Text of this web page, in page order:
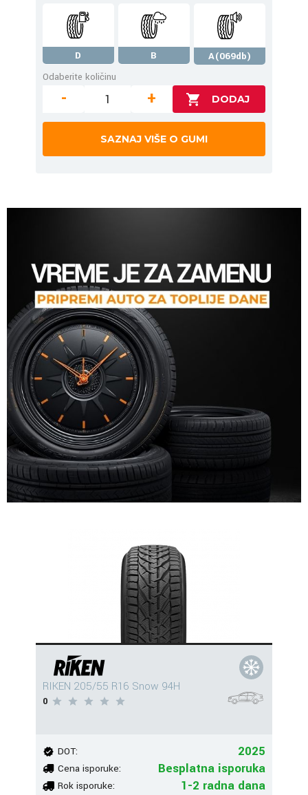
D B
A(069db)
Odaberite količinu
- +
SAZNAJ VIŠE O GUMI
RIKEN 205/55 R16 Snow 94H
0
DOT: 2025
Cena isporuke: Besplatna isporuka
Rok isporuke: 1-2 radna dana